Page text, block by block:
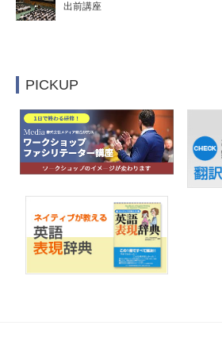
出前講座
PICKUP